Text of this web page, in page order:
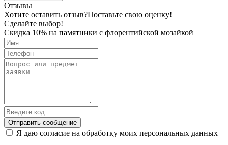
Отзывы
Хотите оставить отзыв?Поставьте свою оценку!
Сделайте выбор!
Скидка 10% на памятники с флорентийской мозайкой
Отправить сообщение
Я даю согласие на обработку моих персональных данных